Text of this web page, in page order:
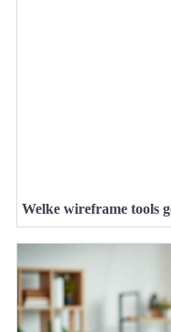
Welke wireframe tools